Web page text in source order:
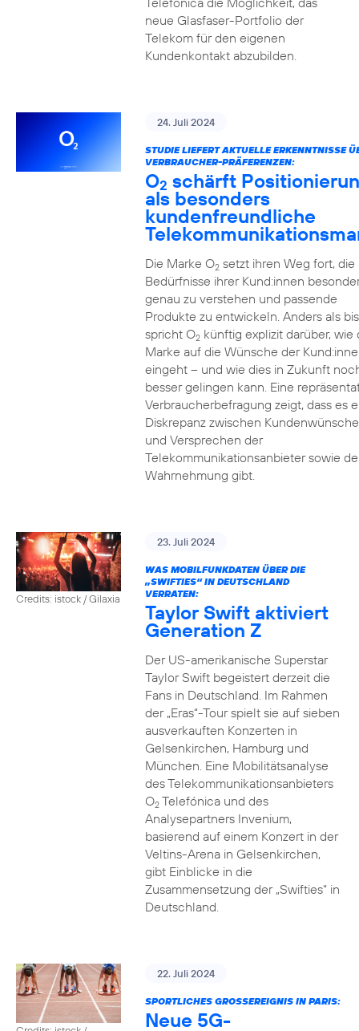
neue Glasfaser-Portfolio der
Telekom für den eigenen
Kundenkontakt abzubilden.
24. Juli 2024
STUDIE LIEFERT AKTUELLE ERKENNTNISSE
VERBRAUCHER-PRÄFERENZEN:
O2 schärft
als besonders
kundenfreundliche
Die Marke O2setzt ihren Weg fort, die
Bedürfnisse ihrer Kund:innen
genau zu verstehen und passende
Produkte zu entwickeln. Anders als
spricht O2künftig explizit darüber, wie
Marke auf die Wünsche der
eingeht – und wie dies in Zukunft
besser gelingen kann. Eine
Verbraucherbefragung zeigt, dass es
Diskrepanz zwischen
und Versprechen der
Telekommunikationsanbieter sowie
Wahrnehmung gibt.
Credits: istock / Gilaxia
23. Juli 2024
WAS MOBILFUNKDATEN ÜBER DIE
„SWIFTIES“ IN DEUTSCHLAND
VERRATEN:
Taylor Swift aktiviert
Generation Z
Der US-amerikanische Superstar
Taylor Swift begeistert derzeit die
Fans in Deutschland. Im Rahmen
der „Eras“-Tour spielt sie auf sieben
ausverkauften Konzerten in
Gelsenkirchen, Hamburg und
München. Eine Mobilitätsanalyse
des Telekommunikationsanbieters
O2Telefónica und des
Analysepartners Invenium,
basierend auf einem Konzert in der
Veltins-Arena in Gelsenkirchen,
gibt Einblicke in die
Zusammensetzung der „Swifties“ in
Deutschland.
22. Juli 2024
SPORTLICHES GROSSEREIGNIS IN PARIS:
Neue 5G-